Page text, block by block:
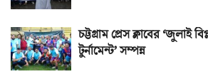
চট্টগ্রাম প্রেস ক্লাবের ‘জুলাই
টুর্নামেন্ট’ সম্পন্ন